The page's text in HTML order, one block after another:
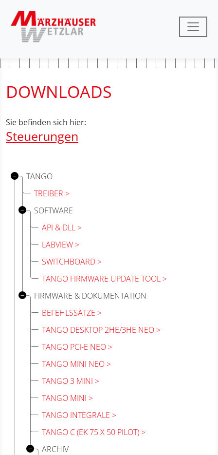
DOWNLOADS
Sie befinden sich hier:
Steuerungen
TANGO
TREIBER
SOFTWARE
API & DLL
LABVIEW
SWITCHBOARD
TANGO FIRMWARE UPDATE TOOL
FIRMWARE & DOKUMENTATION
BEFEHLSSÄTZE
TANGO DESKTOP 2HE/3HE NEO
TANGO PCI-E NEO
TANGO MINI NEO
TANGO 3 MINI
TANGO MINI
TANGO INTEGRALE
TANGO C (EK 75 X 50 PILOT)
ARCHIV